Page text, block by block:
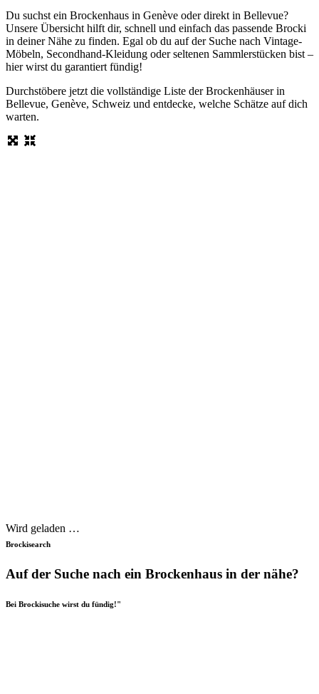
Du suchst ein Brockenhaus in Genève oder direkt in Bellevue?
Unsere Übersicht hilft dir, schnell und einfach das passende Brocki
in deiner Nähe zu finden. Egal ob du auf der Suche nach Vintage-
Möbeln, Secondhand-Kleidung oder seltenen Sammlerstücken bist –
hier wirst du garantiert fündig!
Durchstöbere jetzt die vollständige Liste der Brockenhäuser in
Bellevue, Genève, Schweiz und entdecke, welche Schätze auf dich
warten.
Wird geladen …
Brockisearch
Auf der Suche nach ein Brockenhaus in der nähe?
Bei Brockisuche wirst du fündig!"